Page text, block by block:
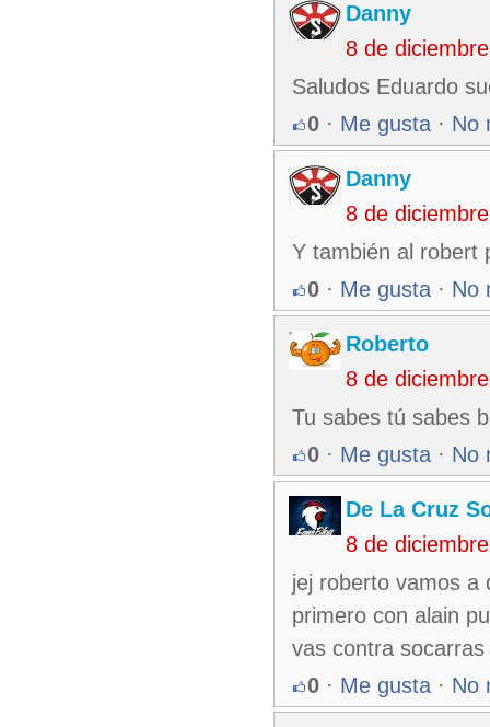
Danny
8 de
Saludos Eduardo
0 · Me gusta · No
Danny
8 de
Y también al robert
0 · Me gusta · No
Roberto
8 de
Tu sabes tú sabes
0 · Me gusta · No
De La Cruz
8 de
jej roberto vamos a
primero con alain
vas contra
0 · Me gusta · No